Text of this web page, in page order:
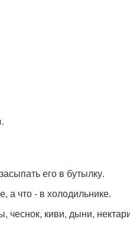
его в бутылку.
а что - в холодильнике.
чеснок, киви, дыни,